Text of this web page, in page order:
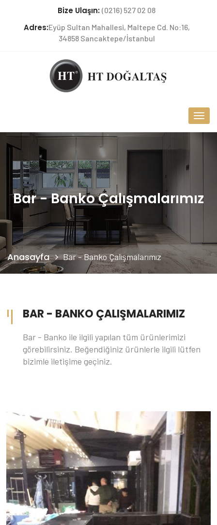
Bize Ulaşın: (0216) 527 02 08
Adres:Eyüp Sultan Mahallesi, Maltepe Cd. No:16,
34858 Sancaktepe/İstanbul
Bar - Banko Çalışmalarımız
Anasayfa Bar - Banko Çalışmalarımız
BAR - BANKO ÇALIŞMALARIMIZ
Bar - Banko ile ilgili yapılan tüm ürünlerimizi
görebilirsiniz. Beğendiğiniz ürünlerle ilgili lütfen
bizimle iletişime geçiniz.